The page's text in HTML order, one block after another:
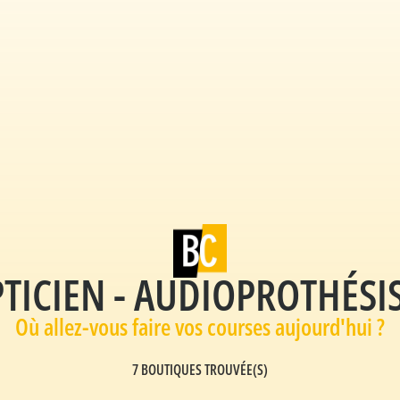
-
Où allez-vous faire vos courses aujourd'hui ?​
7 BOUTIQUES TROUVÉE(S)